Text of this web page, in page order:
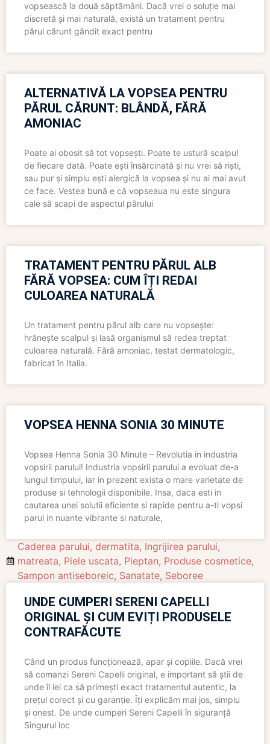
vopsească la două săptămâni. Dacă vrei o soluție mai
discretă și mai naturală, există un tratament pentru
părul cărunt gândit exact pentru
ALTERNATIVĂ LA VOPSEA PENTRU
PĂRUL CĂRUNT: BLÂNDĂ, FĂRĂ
AMONIAC
Poate ai obosit să tot vopsești. Poate te ustură scalpul
de fiecare dată. Poate ești însărcinată și nu vrei să riști,
sau pur și simplu ești alergică la vopsea și nu ai mai avut
ce face. Vestea bună e că vopseaua nu este singura
cale să scapi de aspectul părului
TRATAMENT PENTRU PĂRUL ALB
FĂRĂ VOPSEA: CUM ÎȚI REDAI
CULOAREA NATURALĂ
Un tratament pentru părul alb care nu vopsește:
hrănește scalpul și lasă organismul să redea treptat
culoarea naturală. Fără amoniac, testat dermatologic,
fabricat în Italia.
VOPSEA HENNA SONIA 30 MINUTE
Vopsea Henna Sonia 30 Minute – Revolutia in industria
vopsirii parului! Industria vopsirii parului a evoluat de-a
lungul timpului, iar in prezent exista o mare varietate de
produse si tehnologii disponibile. Insa, daca esti in
cautarea unei solutii eficiente si rapide pentru a-ti vopsi
parul in nuante vibrante si naturale,
Caderea parului, dermatita, Ingrijirea parului,
matreata, Piele uscata, Pieptan, Produse cosmetice,
Sampon antiseboreic, Sanatate, Seboree
UNDE CUMPERI SERENI CAPELLI
ORIGINAL ȘI CUM EVIȚI PRODUSELE
CONTRAFĂCUTE
Când un produs funcționează, apar și copiile. Dacă vrei
să comanzi Sereni Capelli original, e important să știi de
unde îl iei ca să primești exact tratamentul autentic, la
prețul corect și cu garanție. Îți explicăm mai jos, simplu
și onest. De unde cumperi Sereni Capelli în siguranță
Singurul loc